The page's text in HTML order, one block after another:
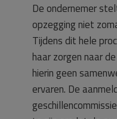
De ondernemer
opzegging niet
Tijdens dit hele
haar zorgen naar
hierin geen
ervaren. De